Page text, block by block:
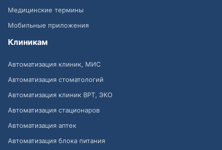
Медицинские термины
Мобильные приложения
Клиникам
Автоматизация клиник, МИС
Автоматизация стоматологий
Автоматизация клиник ВРТ, ЭКО
Автоматизация стационаров
Автоматизация аптек
Автоматизация блока питания